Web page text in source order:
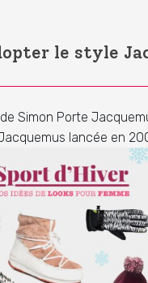
le style
Simon Porte
lancée en